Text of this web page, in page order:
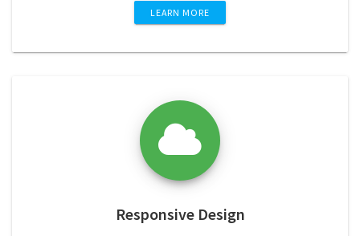
LEARN MORE
Responsive Design